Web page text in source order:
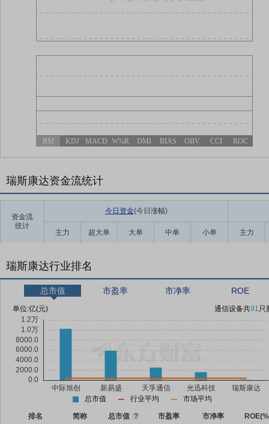
RSI KDJ MACD W%R DMI BIAS OBV CCI ROC
瑞斯康达资金流统计
资金流
统计
今日资金(今日涨幅)
主力 超大单 大单 中单 小单 主力
瑞斯康达行业排名
总市值 市盈率 市净率 ROE
单位:亿(元) 通信设备共91只
总市值 行业平均 市场平均
排名 简称 总市值 ? 市盈率 市净率